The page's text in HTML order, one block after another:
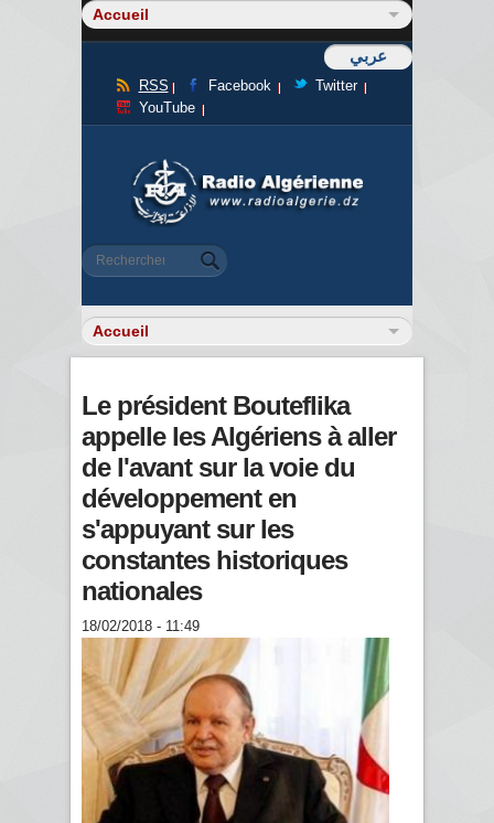
عربي
RSS Facebook
Twitter
YouTube
Formulaire de recherche
Rechercher
Le président Bouteflika
appelle les Algériens à aller
de l'avant sur la voie du
développement en
s'appuyant sur les
constantes historiques
nationales
18/02/2018 - 11:49